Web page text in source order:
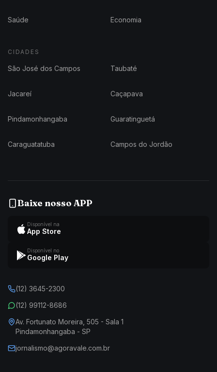
Saúde Economia
CIDADES
São José dos Campos Taubaté
Jacareí Caçapava
Pindamonhangaba Guaratinguetá
Caraguatatuba Campos do Jordão
Baixe nosso APP
Disponível na
App Store
Disponível no
Google Play
(12) 3645-2300
(12) 99112-8686
Av. Fortunato Moreira, 505 - Sala 1
Pindamonhangaba - SP
jornalismo@agoravale.com.br